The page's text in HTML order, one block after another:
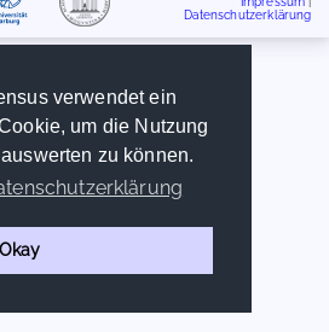
verwendet ein
um die Nutzung
zu können.
Okay
Datenschutzerklärung